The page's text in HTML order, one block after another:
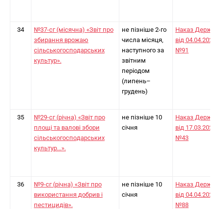
34
№37-сг (місячна) «Звіт про
збирання врожаю
сільськогосподарських
культур».
не пізніше 2-го
числа місяця,
наступного за
звітним
періодом
(липень–
грудень)
Наказ
від 04.04.2024
№91
35
№29-сг (річна) «Звіт про
площі та валові збори
сільськогосподарських
культур...».
не пізніше 10
січня
Наказ
від 17.03.2025
№43
36
№9-сг (річна) «Звіт про
використання добрив і
пестицидів».
не пізніше 10
січня
Наказ
від 04.04.2024
№88